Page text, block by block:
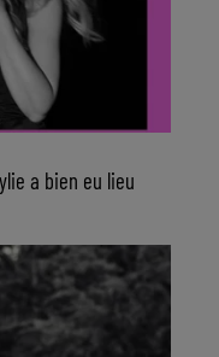
a bien eu lieu